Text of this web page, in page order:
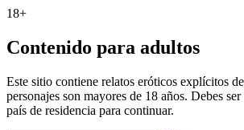
18+
Contenido para adultos
Este sitio contiene relatos eróticos explícitos
personajes son mayores de 18 años. Debes
país de residencia para continuar.